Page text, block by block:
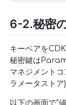
6-2.秘密
キーペアを
秘密鍵は
マネジメント
ラメータストア
以下の画面で"